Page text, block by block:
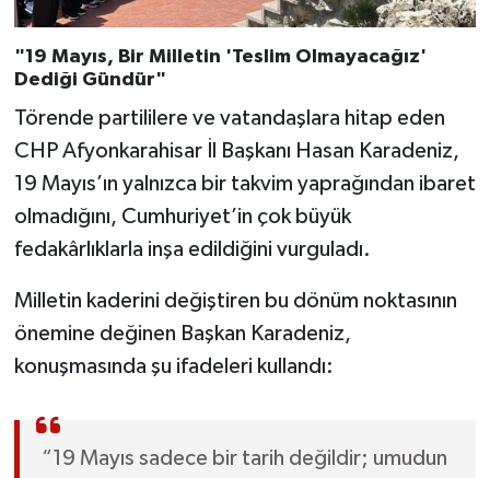
"19 Mayıs, Bir Milletin 'Teslim Olmayacağız'
Dediği Gündür"
Törende partililere ve vatandaşlara hitap eden
CHP Afyonkarahisar İl Başkanı Hasan Karadeniz,
19 Mayıs’ın yalnızca bir takvim yaprağından ibaret
olmadığını, Cumhuriyet’in çok büyük
fedakârlıklarla inşa edildiğini vurguladı.
Milletin kaderini değiştiren bu dönüm noktasının
önemine değinen Başkan Karadeniz,
konuşmasında şu ifadeleri kullandı:
“19 Mayıs sadece bir tarih değildir; umudun